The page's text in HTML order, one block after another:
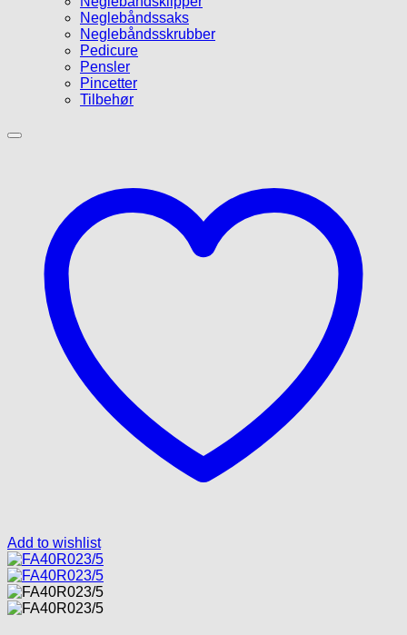
Neglebåndssaks
Neglebåndsskrubber
Pedicure
Pensler
Pincetter
Tilbehør
Add to wishlist